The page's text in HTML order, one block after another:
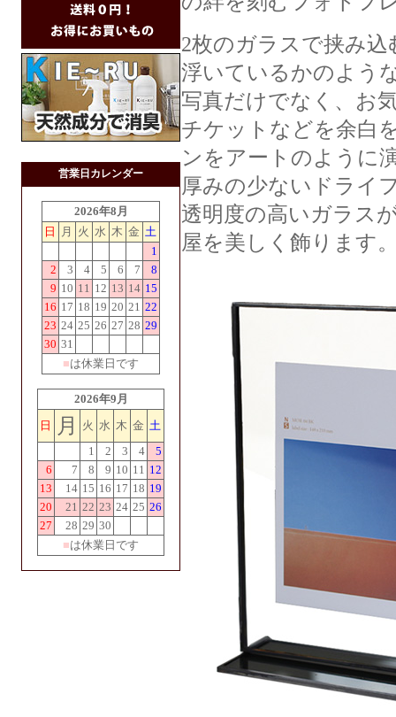
営業日カレンダー
2026年8月
日
月 火 水 木 金 土
1
2
3 4 5 6 7
8
9 10 11 12 13 14 15
16 17 18 19 20 21 22
23 24 25 26 27 28 29
30 31
■は休業日です
2026年9月
日
月 火 水 木 金 土
1
2 3 4
5
6
7 8 9 10 11 12
13
14 15 16 17 18 19
20
21 22 23 24 25 26
27
28 29 30
■は休業日です
2枚のガラスで挟み
浮いているかのよう
写真だけでなく、お
チケットなどを余白
ンをアートのように
厚みの少ないドライ
透明度の高いガラス
屋を美しく飾ります